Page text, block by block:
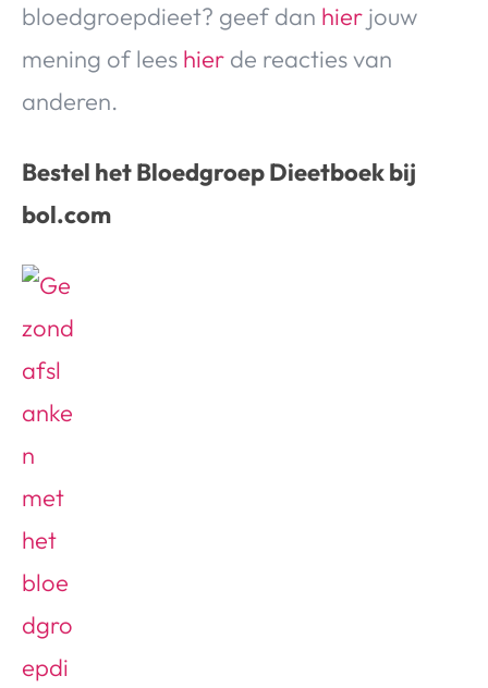
bloedgroepdieet? geef dan hier jouw
mening of lees hier de reacties van
anderen.
Bestel het Bloedgroep Dieetboek bij
bol.com